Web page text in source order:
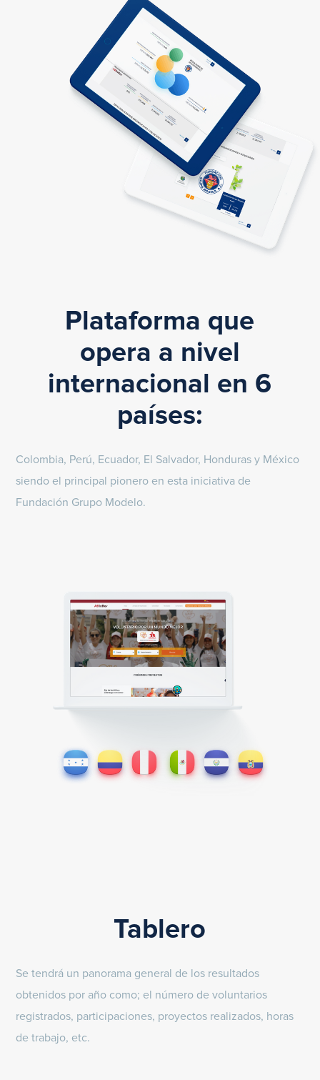
Plataforma que
opera a nivel
internacional en 6
países:
Colombia, Perú, Ecuador, El Salvador, Honduras y México
siendo el principal pionero en esta iniciativa de
Fundación Grupo Modelo.
Tablero
Se tendrá un panorama general de los resultados
obtenidos por año como; el número de voluntarios
registrados, participaciones, proyectos realizados, horas
de trabajo, etc.